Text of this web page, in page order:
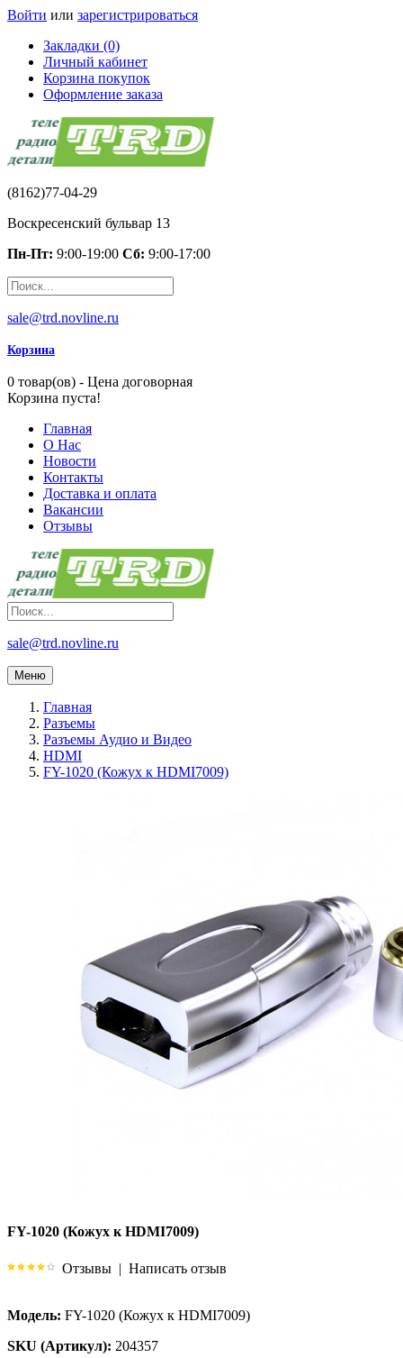
Войти или зарегистрироваться
Закладки (0)
Личный кабинет
Корзина покупок
Оформление заказа
(8162)77-04-29
Воскресенский бульвар 13
Пн-Пт: 9:00-19:00 Сб: 9:00-17:00
sale@trd.novline.ru
Корзина
0 товар(ов) - Цена договорная
Корзина пуста!
Главная
О Нас
Новости
Контакты
Доставка и оплата
Вакансии
Отзывы
sale@trd.novline.ru
Меню
Главная
Разъемы
Разъемы Аудио и Видео
HDMI
FY-1020 (Кожух к HDMI7009)
FY-1020 (Кожух к HDMI7009)
Отзывы | Написать отзыв
Модель: FY-1020 (Кожух к HDMI7009)
SKU (Артикул): 204357